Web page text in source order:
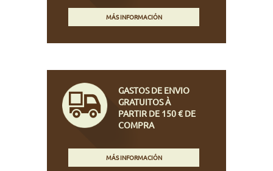
MÁS INFORMACIÓN
GASTOS DE ENVIO
GRATUITOS À
PARTIR DE 150 € DE
COMPRA
MÁS INFORMACIÓN